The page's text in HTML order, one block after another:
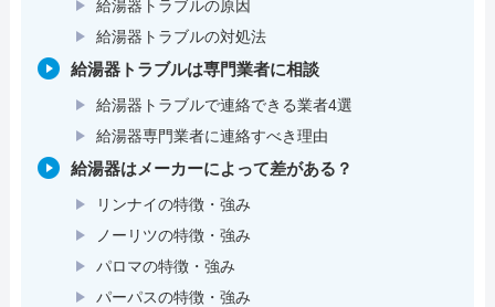
給湯器トラブルの原因
給湯器トラブルの対処法
給湯器トラブルは専門業者に相談
給湯器トラブルで連絡できる業者4選
給湯器専門業者に連絡すべき理由
給湯器はメーカーによって差がある？
リンナイの特徴・強み
ノーリツの特徴・強み
パロマの特徴・強み
パーパスの特徴・強み